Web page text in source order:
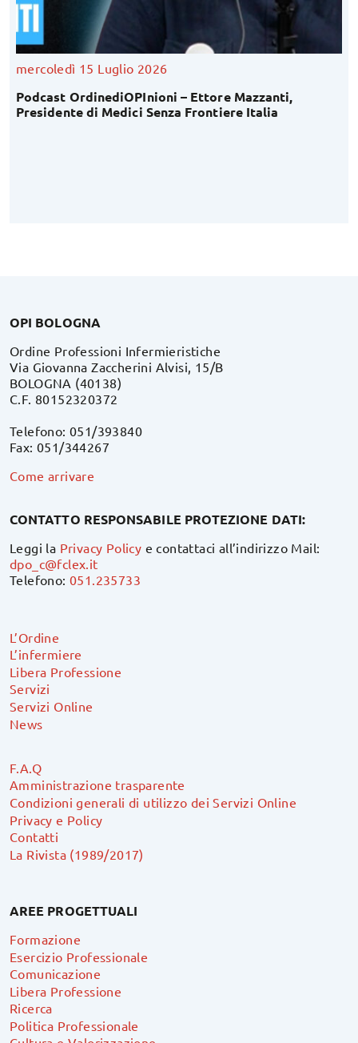
mercoledì 15 Luglio 2026
Podcast OrdinediOPInioni – Ettore Mazzanti,
Presidente di Medici Senza Frontiere Italia
OPI BOLOGNA
Ordine Professioni Infermieristiche
Via Giovanna Zaccherini Alvisi, 15/B
BOLOGNA (40138)
C.F. 80152320372
Telefono: 051/393840
Fax: 051/344267
Come arrivare
CONTATTO RESPONSABILE PROTEZIONE DATI:
Leggi la Privacy Policy e contattaci all’indirizzo Mail:
dpo_c@fclex.it
Telefono:051.235733
L’Ordine
L’infermiere
Libera Professione
Servizi
Servizi Online
News
F.A.Q
Amministrazione trasparente
Condizioni generali di utilizzo dei Servizi Online
Privacy e Policy
Contatti
La Rivista (1989/2017)
AREE PROGETTUALI
Formazione
Esercizio Professionale
Comunicazione
Libera Professione
Ricerca
Politica Professionale